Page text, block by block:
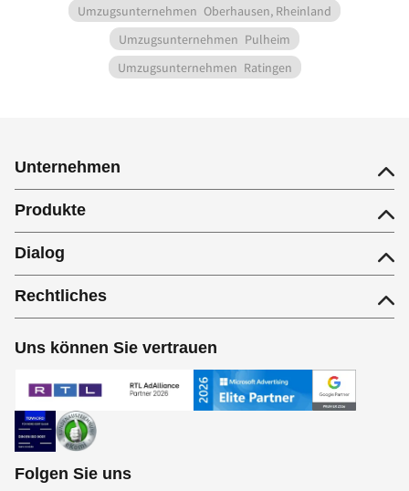
Umzugsunternehmen Oberhausen, Rheinland
Umzugsunternehmen Pulheim
Umzugsunternehmen Ratingen
Unternehmen
Produkte
Dialog
Rechtliches
Uns können Sie vertrauen
Folgen Sie uns